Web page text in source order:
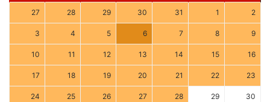
27 28 29 30 31 1 2
3 4 5 6 7 8 9
10 11 12 13 14 15 16
17 18 19 20 21 22 23
24 25 26 27 28 29 30